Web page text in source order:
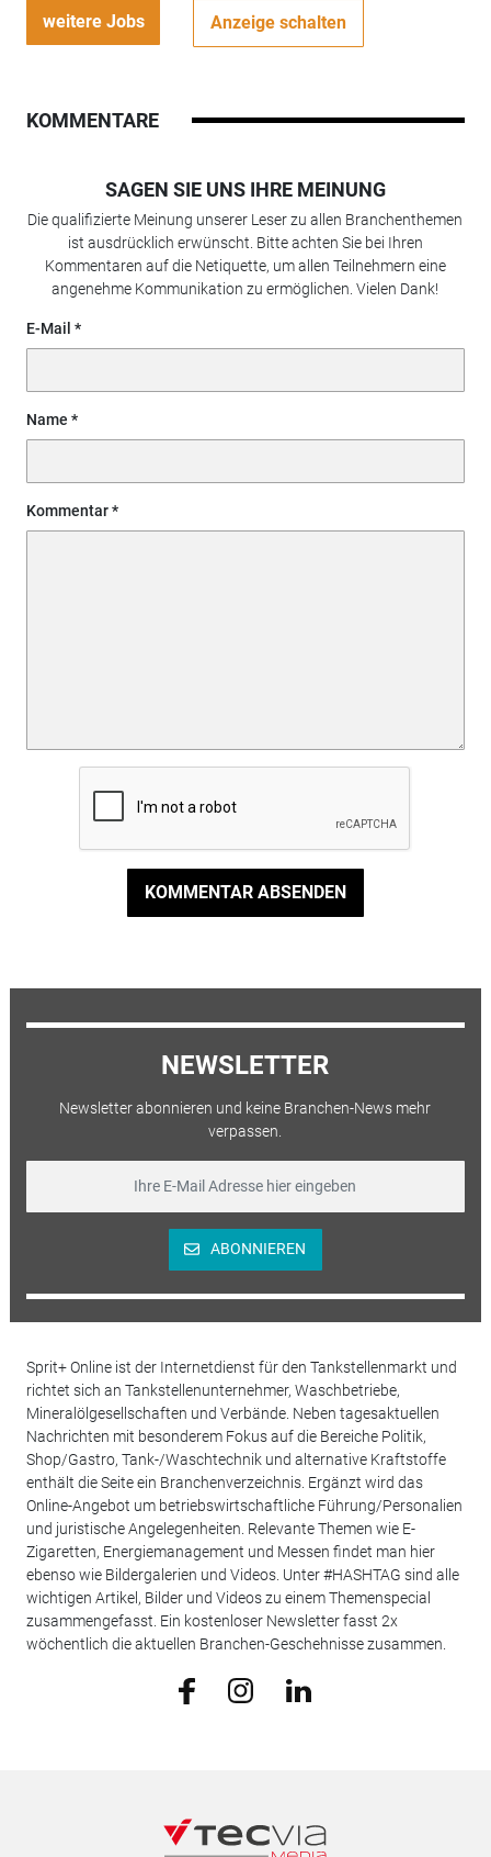
weitere Jobs Anzeige schalten
KOMMENTARE
SAGEN SIE UNS IHRE MEINUNG
Die qualifizierte Meinung unserer Leser zu allen Branchenthemen
ist ausdrücklich erwünscht. Bitte achten Sie bei Ihren
Kommentaren auf die Netiquette, um allen Teilnehmern eine
angenehme Kommunikation zu ermöglichen. Vielen Dank!
E-Mail
Name
Kommentar
KOMMENTAR ABSENDEN
NEWSLETTER
Newsletter abonnieren und keine Branchen-News mehr
verpassen.
ABONNIEREN
Sprit+ Online ist der Internetdienst für den Tankstellenmarkt und
richtet sich an Tankstellenunternehmer, Waschbetriebe,
Mineralölgesellschaften und Verbände. Neben tagesaktuellen
Nachrichten mit besonderem Fokus auf die Bereiche Politik,
Shop/Gastro, Tank-/Waschtechnik und alternative Kraftstoffe
enthält die Seite ein Branchenverzeichnis. Ergänzt wird das
Online-Angebot um betriebswirtschaftliche Führung/Personalien
und juristische Angelegenheiten. Relevante Themen wie E-
Zigaretten, Energiemanagement und Messen findet man hier
ebenso wie Bildergalerien und Videos. Unter #HASHTAG sind alle
wichtigen Artikel, Bilder und Videos zu einem Themenspecial
zusammengefasst. Ein kostenloser Newsletter fasst 2x
wöchentlich die aktuellen Branchen-Geschehnisse zusammen.